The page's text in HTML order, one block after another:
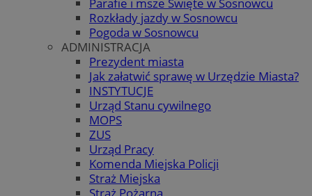
Rozkłady jazdy w Sosnowcu
Pogoda w Sosnowcu
ADMINISTRACJA
Prezydent miasta
Jak załatwić sprawę w Urzędzie Miasta?
INSTYTUCJE
Urząd Stanu cywilnego
MOPS
ZUS
Urząd Pracy
Komenda Miejska Policji
Straż Miejska